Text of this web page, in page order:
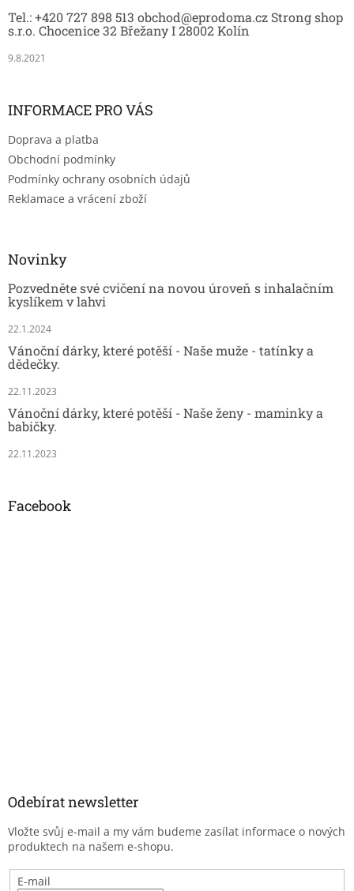
Tel.: +420 727 898 513 obchod@eprodoma.cz Strong shop
s.r.o. Chocenice 32 Břežany I 28002 Kolín
9.8.2021
INFORMACE PRO VÁS
Doprava a platba
Obchodní podmínky
Podmínky ochrany osobních údajů
Reklamace a vrácení zboží
Novinky
Pozvedněte své cvičení na novou úroveň s inhalačním
kyslíkem v lahvi
22.1.2024
Vánoční dárky, které potěší - Naše muže - tatínky a
dědečky.
22.11.2023
Vánoční dárky, které potěší - Naše ženy - maminky a
babičky.
22.11.2023
Facebook
Odebírat newsletter
Vložte svůj e-mail a my vám budeme zasílat informace o nových
produktech na našem e-shopu.
E-mail